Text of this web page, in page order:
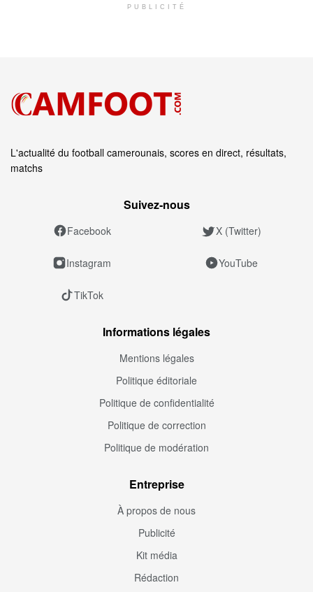
PUBLICITÉ
L'actualité du football camerounais, scores en direct, résultats,
matchs
Suivez‑nous
Facebook X (Twitter)
Instagram YouTube
TikTok
Informations légales
Mentions légales
Politique éditoriale
Politique de confidentialité
Politique de correction
Politique de modération
Entreprise
À propos de nous
Publicité
Kit média
Rédaction